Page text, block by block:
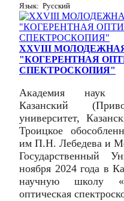
Язык: Русский
XXVIII
"КОГЕРЕНТНАЯ
СПЕКТРОСКОПИЯ"
Академия наук
Казанский
университет,
Троицкое
им П.Н. Лебедева и
Государственный
ноября 2024 года в
научную школу
оптическая